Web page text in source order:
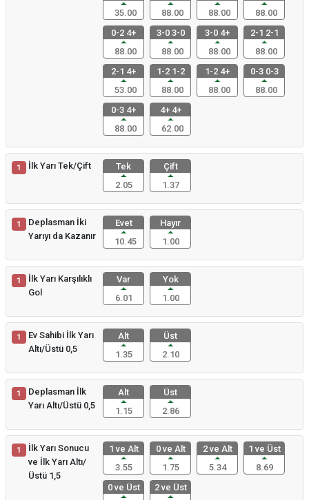
35.00
88.00
88.00
88.00
0-2 4+
88.00
3-0 3-0
88.00
3-0 4+
88.00
2-1 2-1
88.00
2-1 4+
53.00
1-2 1-2
88.00
1-2 4+
88.00
0-3 0-3
88.00
0-3 4+
88.00
4+ 4+
62.00
1 İlk Yarı Tek/Çift
Tek
2.05
Çift
1.37
1
Deplasman İki
Yarıyı da Kazanır
Evet
10.45
Hayır
1.00
1
İlk Yarı Karşılıklı
Gol
Var
6.01
Yok
1.00
1
Ev Sahibi İlk Yarı
Altı/Üstü 0,5
Alt
1.35
Üst
2.10
1
Deplasman İlk
Yarı Altı/Üstü 0,5
Alt
1.15
Üst
2.86
1
İlk Yarı Sonucu
ve İlk Yarı Altı/
Üstü 1,5
1 ve Alt
3.55
0 ve Alt
1.75
2 ve Alt
5.34
1 ve Üst
8.69
0 ve Üst
2 ve Üst